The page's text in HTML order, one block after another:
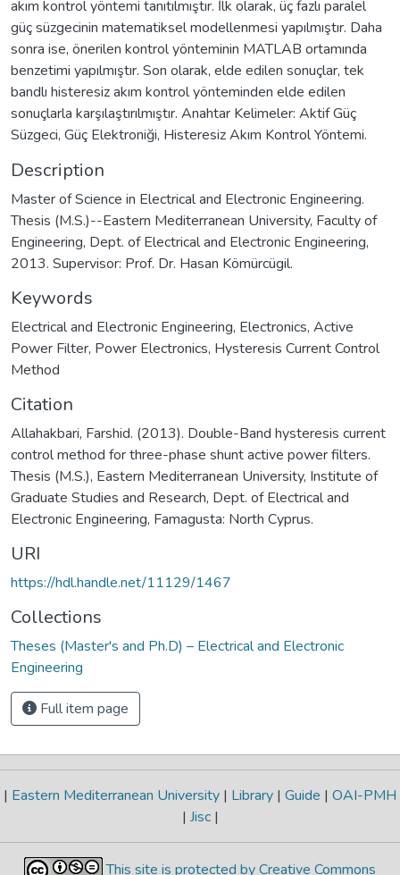
akım kontrol yöntemi tanıtılmıştır. İlk olarak, üç fazlı paralel
güç süzgecinin matematiksel modellenmesi yapılmıştır. Daha
sonra ise, önerilen kontrol yönteminin MATLAB ortamında
benzetimi yapılmıştır. Son olarak, elde edilen sonuçlar, tek
bandlı histeresiz akım kontrol yönteminden elde edilen
sonuçlarla karşılaştırılmıştır. Anahtar Kelimeler: Aktif Güç
Süzgeci, Güç Elektroniği, Histeresiz Akım Kontrol Yöntemi.
Description
Master of Science in Electrical and Electronic Engineering.
Thesis (M.S.)--Eastern Mediterranean University, Faculty of
Engineering, Dept. of Electrical and Electronic Engineering,
2013. Supervisor: Prof. Dr. Hasan Kömürcügil.
Keywords
Electrical and Electronic Engineering, Electronics, Active
Power Filter, Power Electronics, Hysteresis Current Control
Method
Citation
Allahakbari, Farshid. (2013). Double-Band hysteresis current
control method for three-phase shunt active power filters.
Thesis (M.S.), Eastern Mediterranean University, Institute of
Graduate Studies and Research, Dept. of Electrical and
Electronic Engineering, Famagusta: North Cyprus.
URI
https://hdl.handle.net/11129/1467
Collections
Theses (Master's and Ph.D) – Electrical and Electronic
Engineering
Full item page
| Eastern Mediterranean University | Library | Guide | OAI-PMH
| Jisc |
This site is protected by Creative Commons